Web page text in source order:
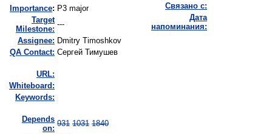
mportance: P3 major
Target
Milestone:
---
Assignee: Dmitry Timoshkov
QA Contact: Сергей Тимушев
URL:
Whiteboard:
Keywords:
Depends
on:
931 1031 1840
Связано с:
Дата
напоминания: